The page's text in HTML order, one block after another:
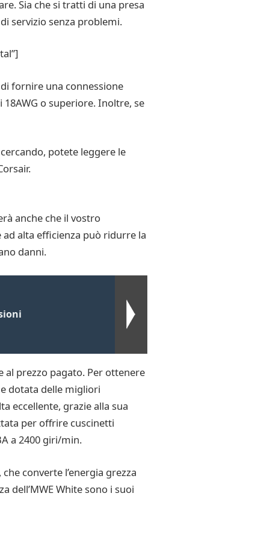
Sia che si tratti di una presa
servizio senza problemi.
fornire una connessione
o superiore. Inoltre, se
potete leggere le
anche che il vostro
alta efficienza può ridurre la
danni.
al prezzo pagato. Per ottenere
dotata delle migliori
eccellente, grazie alla sua
per offrire cuscinetti
a 2400 giri/min.
converte l’energia grezza
dell’MWE White sono i suoi